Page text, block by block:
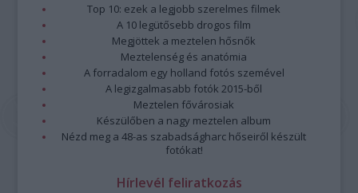
Top 10: ezek a legjobb szerelmes filmek
A 10 legütősebb drogos film
Megjöttek a meztelen hősnők
Meztelenség és anatómia
A forradalom egy holland fotós szemével
A legizgalmasabb fotók 2015-ből
Meztelen fővárosiak
Készülőben a nagy meztelen album
Nézd meg a 48-as szabadságharc hőseiről készült
fotókat!
Hírlevél feliratkozás